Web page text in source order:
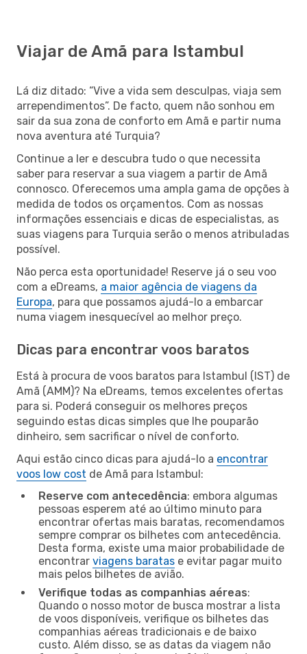
Viajar de Amã para Istambul
Lá diz ditado: “Vive a vida sem desculpas, viaja sem
arrependimentos”. De facto, quem não sonhou em
sair da sua zona de conforto em Amã e partir numa
nova aventura até Turquia?
Continue a ler e descubra tudo o que necessita
saber para reservar a sua viagem a partir de Amã
connosco. Oferecemos uma ampla gama de opções à
medida de todos os orçamentos. Com as nossas
informações essenciais e dicas de especialistas, as
suas viagens para Turquia serão o menos atribuladas
possível.
Não perca esta oportunidade! Reserve já o seu voo
com a eDreams, a maior agência de viagens da
Europa, para que possamos ajudá-lo a embarcar
numa viagem inesquecível ao melhor preço.
Dicas para encontrar voos baratos
Está à procura de voos baratos para Istambul (IST) de
Amã (AMM)? Na eDreams, temos excelentes ofertas
para si. Poderá conseguir os melhores preços
seguindo estas dicas simples que lhe pouparão
dinheiro, sem sacrificar o nível de conforto.
Aqui estão cinco dicas para ajudá-lo a encontrar
voos low cost de Amã para Istambul:
Reserve com antecedência: embora algumas
pessoas esperem até ao último minuto para
encontrar ofertas mais baratas, recomendamos
sempre comprar os bilhetes com antecedência.
Desta forma, existe uma maior probabilidade de
encontrar viagens baratas e evitar pagar muito
mais pelos bilhetes de avião.
Verifique todas as companhias aéreas:
Quando o nosso motor de busca mostrar a lista
de voos disponíveis, verifique os bilhetes das
companhias aéreas tradicionais e de baixo
custo. Além disso, se as datas da viagem não